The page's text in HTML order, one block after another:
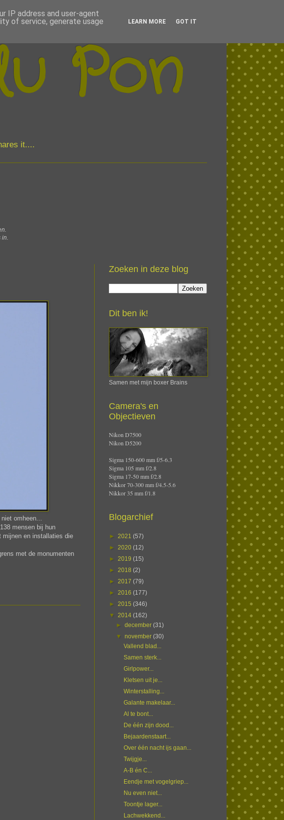
Pon
it....
in.
omheen...
mensen bij hun
mijnen en installaties die
met de monumenten
Zoeken in deze blog
Dit ben ik!
Samen met mijn boxer Brains
Camera's en
Objectieven
Nikon D7500
Nikon D5200
Sigma 150-600 mm f/5-6.3
Sigma 105 mm f/2.8
Sigma 17-50 mm f/2.8
Nikkor 70-300 mm f/4.5-5.6
Nikkor 35 mm f/1.8
Blogarchief
► 2021 (57)
► 2020 (12)
► 2019 (15)
► 2018 (2)
► 2017 (79)
► 2016 (177)
► 2015 (346)
▼ 2014 (162)
►december(31)
▼ november(30)
Vallend blad...
Samen sterk...
Girlpower...
Kletsen uit je...
Winterstalling...
Galante makelaar...
Al te bont...
De één zijn dood...
Bejaardenstaart...
Over één nacht ijs gaan...
Twijgje...
A-B én C...
Eendje met vogelgriep...
Nu even niet...
Toontje lager...
Lachwekkend...
IP address and user-agent
of service, generate usage
LEARN MORE GOT IT